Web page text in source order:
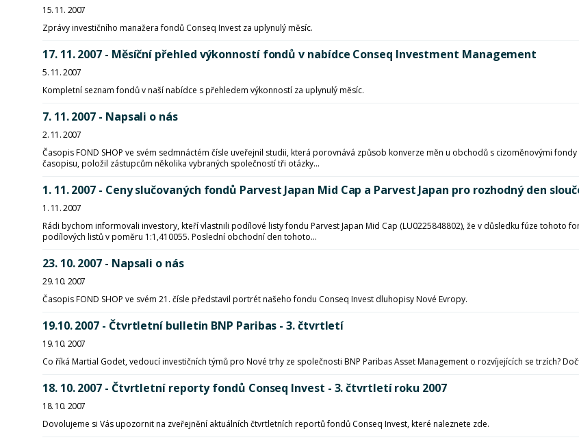
15. 11. 2007
Zprávy investičního manažera fondů Conseq Invest za uplynulý měsíc.
17. 11. 2007 - Měsíční přehled výkonností fondů v nabídce Conseq Investment Management
5. 11. 2007
Kompletní seznam fondů v naší nabídce s přehledem výkonností za uplynulý měsíc.
7. 11. 2007 - Napsali o nás
2. 11. 2007
Časopis FOND SHOP ve svém sedmnáctém čísle uveřejnil studii, která porovnává způsob konverze měn u obchodů s cizoměnovými
časopisu, položil zástupcům několika vybraných společností tři otázky...
1. 11. 2007 - Ceny slučovaných fondů Parvest Japan Mid Cap a Parvest Japan pro rozhodný den
1. 11. 2007
Rádi bychom informovali investory, kteří vlastnili podílové listy fondu Parvest Japan Mid Cap (LU0225848802), že v důsledku fúze tohoto
podílových listů v poměru 1:1,410055. Poslední obchodní den tohoto...
23. 10. 2007 - Napsali o nás
29. 10. 2007
Časopis FOND SHOP ve svém 21. čísle představil portrét našeho fondu Conseq Invest dluhopisy Nové Evropy.
19.10. 2007 - Čtvrtletní bulletin BNP Paribas - 3. čtvrtletí
19. 10. 2007
Co říká Martial Godet, vedoucí investičních týmů pro Nové trhy ze společnosti BNP Paribas Asset Management o rozvíjejících se trzích?
18. 10. 2007 - Čtvrtletní reporty fondů Conseq Invest - 3. čtvrtletí roku 2007
18. 10. 2007
Dovolujeme si Vás upozornit na zveřejnění aktuálních čtvrtletních reportů fondů Conseq Invest, které naleznete zde.